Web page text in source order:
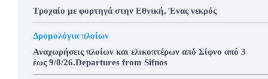
Τροχαίο με φορτηγά στην Εθνική, Ένας νεκρός
Δρομολόγια πλοίων
Αναχωρήσεις πλοίων και ελικοπτέρων από Σίφνο από 3
έως 9/8/26.Departures from Sifnos